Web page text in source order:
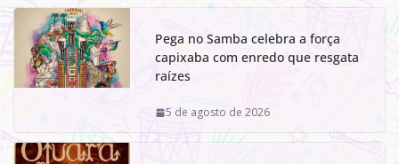
Pega no Samba celebra a força
capixaba com enredo que resgata
raízes
5 de agosto de 2026